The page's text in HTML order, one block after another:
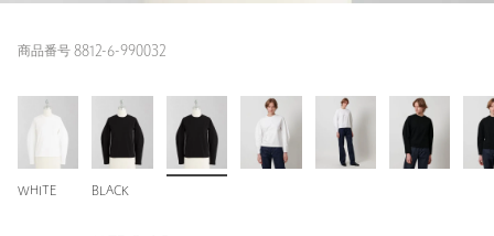
商品番号 8812-6-990032
WHITE BLACK